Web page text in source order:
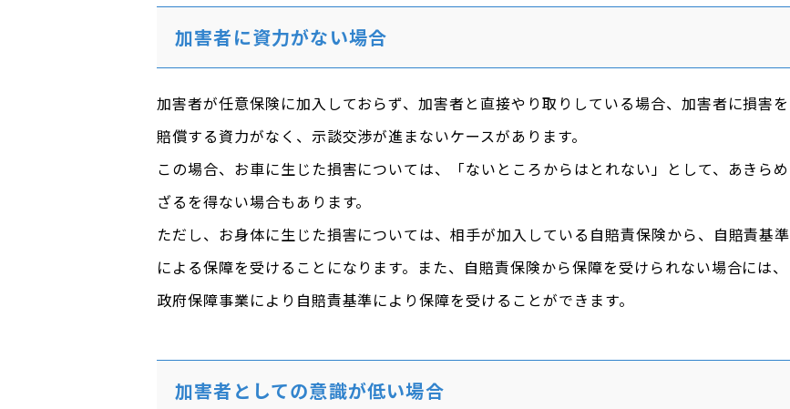
加害者に資力がない場合
加害者が任意保険に加入しておらず、加害者と直接やり取りしている場合、加害者に損害を
賠償する資力がなく、示談交渉が進まないケースがあります。
この場合、お車に生じた損害については、「ないところからはとれない」として、あきらめ
ざるを得ない場合もあります。
ただし、お身体に生じた損害については、相手が加入している自賠責保険から、自賠責基準
による保障を受けることになります。また、自賠責保険から保障を受けられない場合には、
政府保障事業により自賠責基準により保障を受けることができます。
加害者としての意識が低い場合